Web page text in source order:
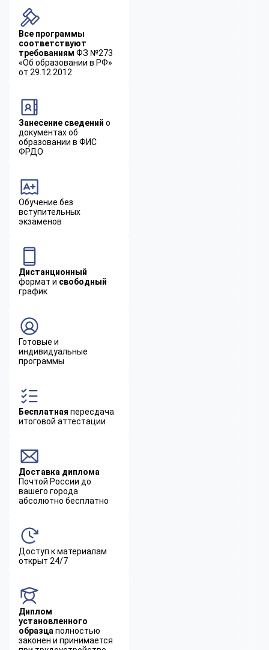
Все программы
соответствуют
требованиям ФЗ №273
«Об образовании в РФ»
от 29.12.2012
Занесение сведений о
документах об
образовании в ФИС
ФРДО
Обучение без
вступительных
экзаменов
Дистанционный
формат и свободный
график
Готовые и
индивидуальные
программы
Бесплатная пересдача
итоговой аттестации
Доставка диплома
Почтой России до
вашего города
абсолютно бесплатно
Доступ к материалам
открыт 24/7
Диплом
установленного
образца полностью
законен и принимается